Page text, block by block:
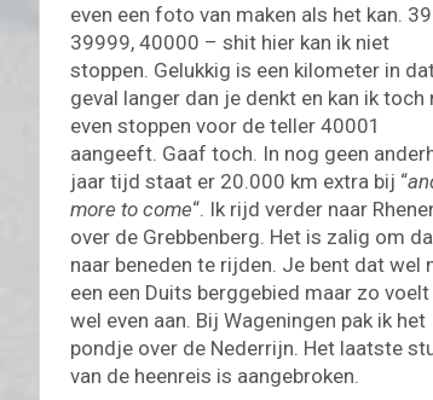
even een foto van maken als het kan.
39999, 40000 – shit hier kan ik niet
stoppen. Gelukkig is een kilometer in
geval langer dan je denkt en kan ik toch
even stoppen voor de teller 40001
aangeeft. Gaaf toch. In nog geen
jaar tijd staat er 20.000 km extra bij “
more to come“. Ik rijd verder naar
over de Grebbenberg. Het is zalig om
naar beneden te rijden. Je bent dat wel
een een Duits berggebied maar zo
wel even aan. Bij Wageningen pak ik het
pondje over de Nederrijn. Het laatste
van de heenreis is aangebroken.